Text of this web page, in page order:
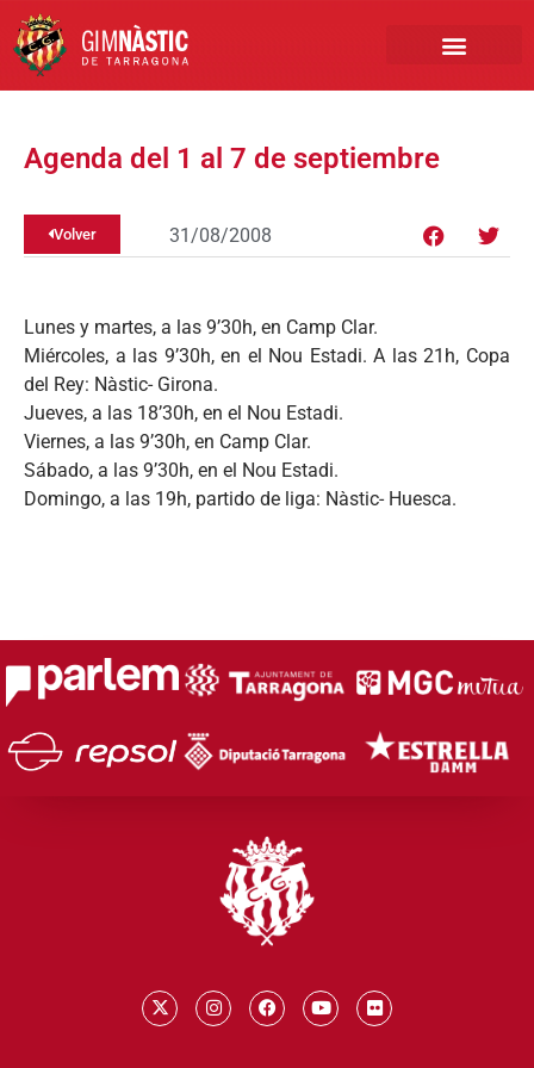
Agenda del 1 al 7 de septiembre
Volver 31/08/2008
Lunes y martes, a las 9’30h, en Camp Clar.
Miércoles, a las 9’30h, en el Nou Estadi. A las 21h, Copa
del Rey: Nàstic- Girona.
Jueves, a las 18’30h, en el Nou Estadi.
Viernes, a las 9’30h, en Camp Clar.
Sábado, a las 9’30h, en el Nou Estadi.
Domingo, a las 19h, partido de liga: Nàstic- Huesca.